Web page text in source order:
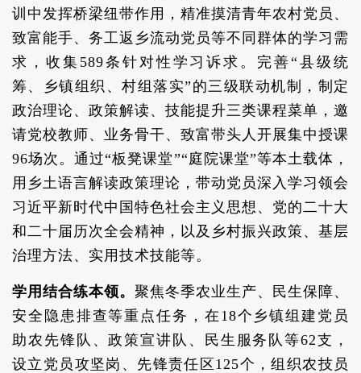
训中发挥桥梁纽带作用，精准摸清青年农村党员、
致富能手、务工返乡流动党员等不同群体的学习需
求，收集589条针对性学习诉求。完善“县级统
筹、乡镇组织、村组落实”的三级联动机制，制定
政治理论、政策解读、技能提升三类课程菜单，邀
请党校教师、业务骨干、致富带头人开展集中授课
96场次。通过“板凳课堂”“庭院课堂”等本土载体，
用乡土语言解读政策理论，带动党员深入学习领会
习近平新时代中国特色社会主义思想、党的二十大
和二十届历次全会精神，以及乡村振兴政策、基层
治理方法、实用技术技能等。
学用结合练本领。 聚焦冬季农业生产、民生保障、
安全隐患排查等重点任务，在18个乡镇组建党员
助农先锋队、政策宣讲队、民生服务队等62支，
设立党员攻坚岗、先锋责任区125个，组织农技员